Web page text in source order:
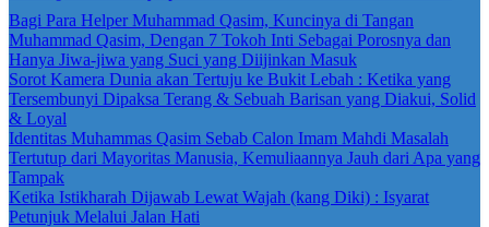
Bagi Para Helper Muhammad Qasim, Kuncinya di Tangan
Muhammad Qasim, Dengan 7 Tokoh Inti Sebagai Porosnya dan
Hanya Jiwa-jiwa yang Suci yang Diijinkan Masuk
Sorot Kamera Dunia akan Tertuju ke Bukit Lebah : Ketika yang
Tersembunyi Dipaksa Terang & Sebuah Barisan yang Diakui, Solid
& Loyal
Identitas Muhammas Qasim Sebab Calon Imam Mahdi Masalah
Tertutup dari Mayoritas Manusia, Kemuliaannya Jauh dari Apa yang
Tampak
Ketika Istikharah Dijawab Lewat Wajah (kang Diki) : Isyarat
Petunjuk Melalui Jalan Hati